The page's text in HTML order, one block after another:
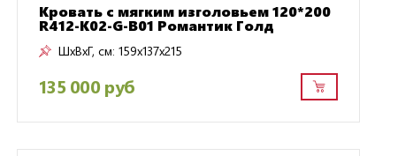
Кровать с мягким изголовьем 120*200
R412-K02-G-B01 Романтик Голд
ШxВxГ, см: 159x137x215
135 000 руб